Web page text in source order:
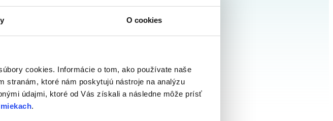
O cookies
cookies. Informácie o tom, ako používate naše
stranám, ktoré nám poskytujú nástroje na analýzu
údajmi, ktoré od Vás získali a následne môže prísť
.
územia pre rodiny aj rekreáciu.